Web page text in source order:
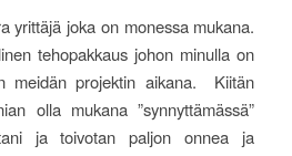
yrittäjä joka on monessa mukana.
tehopakkaus johon minulla on
meidän projektin aikana. Kiitän
olla mukana ”synnyttämässä”
ja toivotan paljon onnea ja